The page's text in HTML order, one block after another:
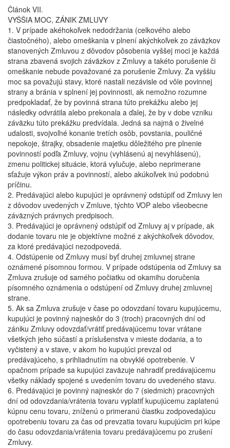
Článok VII.
VYŠŠIA MOC, ZÁNIK ZMLUVY
1. V prípade akéhokoľvek nedodržania (celkového alebo
čiastočného), alebo omeškania v plnení akýchkoľvek zo záväzkov
stanovených Zmluvou z dôvodov pôsobenia vyššej moci je každá
strana zbavená svojich záväzkov z Zmluvy a takéto porušenie či
omeškanie nebude považované za porušenie Zmluvy. Za vyššiu
moc sa považujú stavy, ktoré nastali nezávisle od vôle povinnej
strany a bránia v splnení jej povinnosti, ak nemožno rozumne
predpokladať, že by povinná strana túto prekážku alebo jej
následky odvrátila alebo prekonala a ďalej, že by v dobe vzniku
záväzku túto prekážku predvídala. Jedná sa najmä o živelné
udalosti, svojvoľné konanie tretích osôb, povstania, pouličné
nepokoje, štrajky, obsadenie majetku dôležitého pre plnenie
povinností podľa Zmluvy, vojnu (vyhlásenú aj nevyhlásenú),
zmenu politickej situácie, ktorá vylučuje, alebo neprimerane
sťažuje výkon práv a povinností, alebo akúkoľvek inú podobnú
príčinu.
2. Predávajúci alebo kupujúci je oprávnený odstúpiť od Zmluvy len
z dôvodov uvedených v Zmluve, týchto VOP alebo všeobecne
záväzných právnych predpisoch.
3. Predávajúci je oprávnený odstúpiť od Zmluvy aj v prípade, ak
dodanie tovaru nie je objektívne možné z akýchkoľvek dôvodov,
za ktoré predávajúci nezodpovedá.
4. Odstúpenie od Zmluvy musí byť druhej zmluvnej strane
oznámené písomnou formou. V prípade odstúpenia od Zmluvy sa
Zmluva zrušuje od samého počiatku od okamihu doručenia
písomného oznámenia o odstúpení od Zmluvy druhej zmluvnej
strane.
5. Ak sa Zmluva zrušuje v čase po odovzdaní tovaru kupujúcemu,
kupujúci je povinný najneskôr do 3 (troch) pracovných dní od
zániku Zmluvy odovzdať/vrátiť predávajúcemu tovar vrátane
všetkých jeho súčastí a príslušenstva v mieste dodania, a to
vyčistený a v stave, v akom ho kupujúci prevzal od
predávajúceho, s prihliadnutím na obvyklé opotrebenie. V
opačnom prípade sa kupujúci zaväzuje nahradiť predávajúcemu
všetky náklady spojené s uvedením tovaru do uvedeného stavu.
6. Predávajúci je povinný najneskôr do 7 (siedmich) pracovných
dní od odovzdania/vrátenia tovaru vyplatiť kupujúcemu zaplatenú
kúpnu cenu tovaru, zníženú o primeranú čiastku zodpovedajúcu
opotrebeniu tovaru za čas od prevzatia tovaru kupujúcim pri kúpe
do času odovzdania/vrátenia tovaru predávajúcemu po zrušení
Zmluvy.